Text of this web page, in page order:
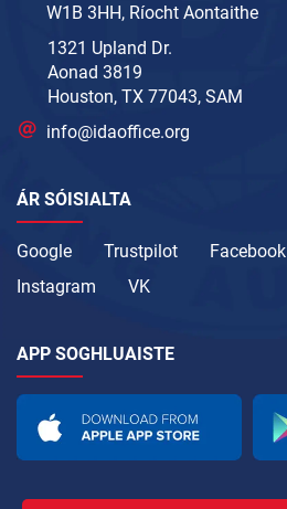
W1B 3HH, Ríocht Aontaithe
1321 Upland Dr.
Aonad 3819
Houston, TX 77043, SAM
info@idaoffice.org
ÁR SÓISIALTA
Google Trustpilot Facebook
Instagram
VK
APP SOGHLUAISTE